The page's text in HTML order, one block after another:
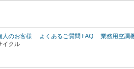
人のお客様 よくあるご質問 FAQ 業務用空調
イクル